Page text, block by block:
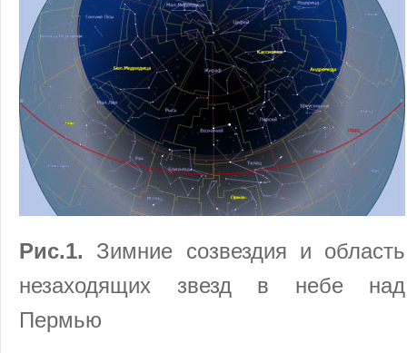
Рис.1. Зимние созвездия и область
незаходящих звезд в небе над
Пермью